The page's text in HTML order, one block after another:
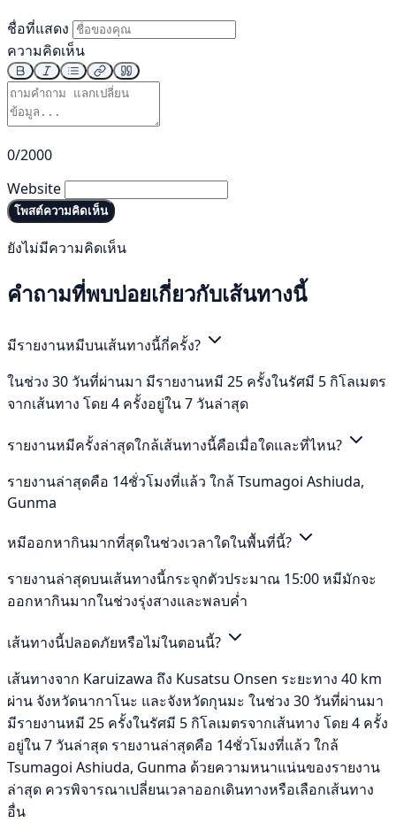
ชื่อที่แสดง
ความคิดเห็น
0/2000
Website
โพสต์ความคิดเห็น
ยังไม่มีความคิดเห็น
คำถามที่พบบ่อยเกี่ยวกับเส้นทางนี้
มีรายงานหมีบนเส้นทางนี้กี่ครั้ง?
ในช่วง 30 วันที่ผ่านมา มีรายงานหมี 25 ครั้งในรัศมี 5 กิโลเมตร
จากเส้นทาง โดย 4 ครั้งอยู่ใน 7 วันล่าสุด
รายงานหมีครั้งล่าสุดใกล้เส้นทางนี้คือเมื่อใดและที่ไหน?
รายงานล่าสุดคือ 14ชั่วโมงที่แล้ว ใกล้ Tsumagoi Ashiuda,
Gunma
หมีออกหากินมากที่สุดในช่วงเวลาใดในพื้นที่นี้?
รายงานล่าสุดบนเส้นทางนี้กระจุกตัวประมาณ 15:00 หมีมักจะ
ออกหากินมากในช่วงรุ่งสางและพลบค่ำ
เส้นทางนี้ปลอดภัยหรือไม่ในตอนนี้?
เส้นทางจาก Karuizawa ถึง Kusatsu Onsen ระยะทาง 40 km
ผ่าน จังหวัดนากาโนะ และจังหวัดกุนมะ ในช่วง 30 วันที่ผ่านมา
มีรายงานหมี 25 ครั้งในรัศมี 5 กิโลเมตรจากเส้นทาง โดย 4 ครั้ง
อยู่ใน 7 วันล่าสุด รายงานล่าสุดคือ 14ชั่วโมงที่แล้ว ใกล้
Tsumagoi Ashiuda, Gunma ด้วยความหนาแน่นของรายงาน
ล่าสุด ควรพิจารณาเปลี่ยนเวลาออกเดินทางหรือเลือกเส้นทาง
อื่น